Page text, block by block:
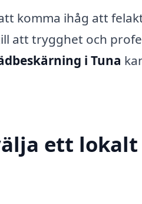
komma ihåg att
att trygghet och
i Tuna
ett